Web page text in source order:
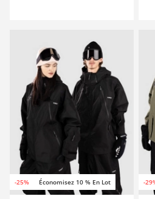
-25% Économisez 10 % En Lot -